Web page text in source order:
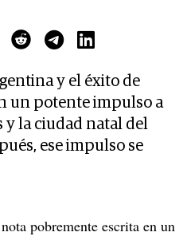
y el éxito de
un potente impulso a
y la ciudad natal del
ese impulso se
pobremente escrita en un